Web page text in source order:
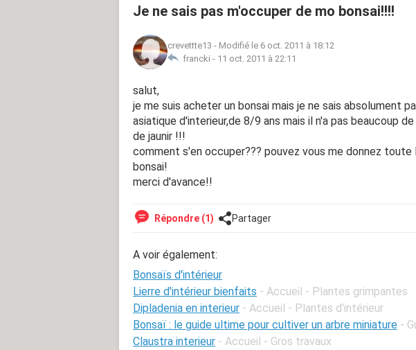
Je ne sais pas m'occuper de mo bonsai!!!!
crevettte13 - Modifié le 6 oct. 2011 à 18:12
francki - 11 oct. 2011 à 22:11
salut,
je me suis acheter un bonsai mais je ne sais absolument
asiatique d'interieur,de 8/9 ans mais il n'a pas beaucoup
de jaunir !!!
comment s'en occuper??? pouvez vous me donnez toute
bonsai!
merci d'avance!!
Répondre (1) Partager
A voir également:
Bonsaïs d'intérieur
Lierre d'intérieur bienfaits - Accueil - Plantes grimpantes
Dipladenia en interieur - Accueil - Plantes d'intérieur
Bonsaï : le guide ultime pour cultiver un arbre miniature -
Claustra interieur - Accueil - Gros travaux